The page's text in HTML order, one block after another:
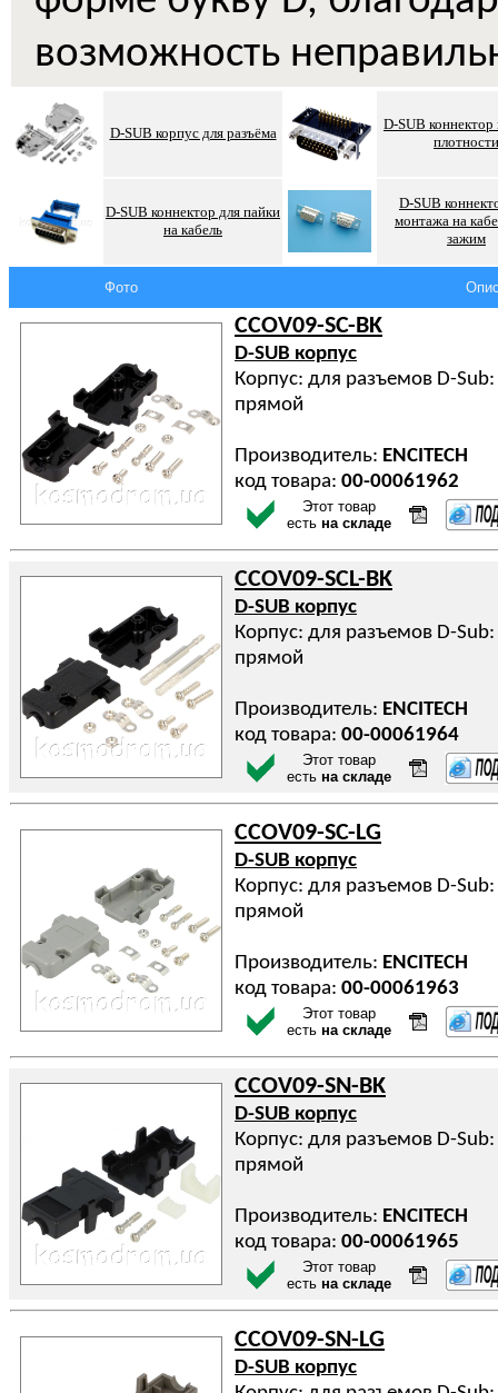
возможность
D-SUB корпус для разъёма
D-SUB коннектор
плотности
D-SUB коннектор для пайки
на кабель
D-SUB
монтажа на
зажим
Фото
CCOV09-SC-BK
D-SUB корпус
Корпус: для разъемов D-
прямой
Производитель: ENCITECH
код товара: 00-00061962
Этот товар
есть на складе
CCOV09-SCL-BK
D-SUB корпус
Корпус: для разъемов D-
прямой
Производитель: ENCITECH
код товара: 00-00061964
Этот товар
есть на складе
CCOV09-SC-LG
D-SUB корпус
Корпус: для разъемов D-
прямой
Производитель: ENCITECH
код товара: 00-00061963
Этот товар
есть на складе
CCOV09-SN-BK
D-SUB корпус
Корпус: для разъемов D-
прямой
Производитель: ENCITECH
код товара: 00-00061965
Этот товар
есть на складе
CCOV09-SN-LG
D-SUB корпус